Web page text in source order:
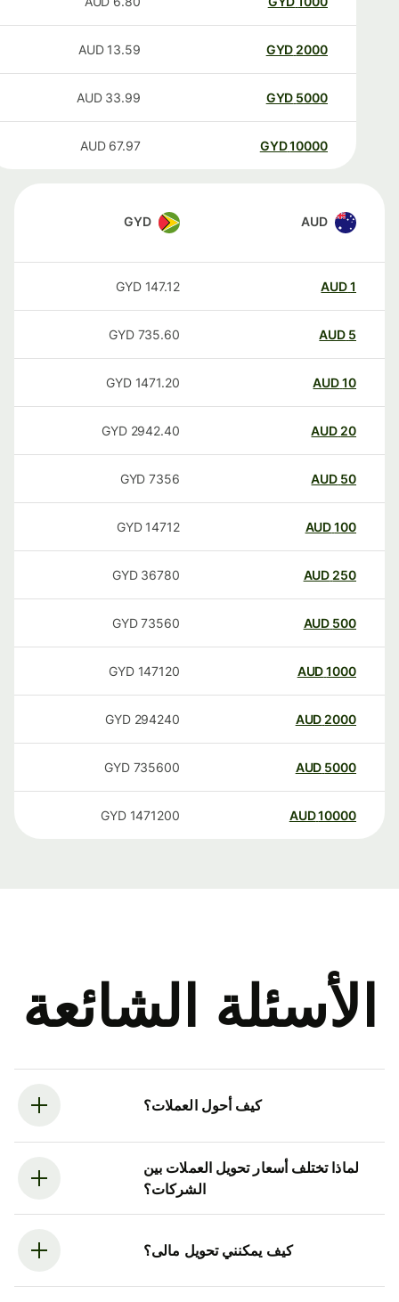
2000
GYD
13.59
AUD
5000
GYD
33.99
AUD
10000
GYD
67.97
AUD
AUD
GYD
AUD
147.12
GYD
AUD
735.60
GYD
AUD
1471.20
GYD
20
AUD
2942.40
GYD
50
AUD
7356
GYD
100
AUD
14712
GYD
250
AUD
36780
GYD
500
AUD
73560
GYD
1000
AUD
147120
GYD
2000
AUD
294240
GYD
5000
AUD
735600
GYD
10000
AUD
1471200
GYD
الأسئلة الشائعة
كيف أحول العملات؟
لماذا تختلف أسعار تحويل العملات بين
الشركات؟
كيف يمكنني تحويل مالى؟